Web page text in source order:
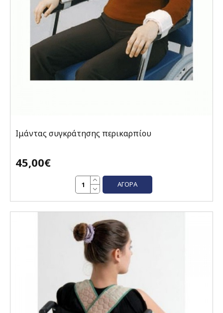
Ιμάντας συγκράτησης περικαρπίου
45,00€
ΑΓΟΡΆ